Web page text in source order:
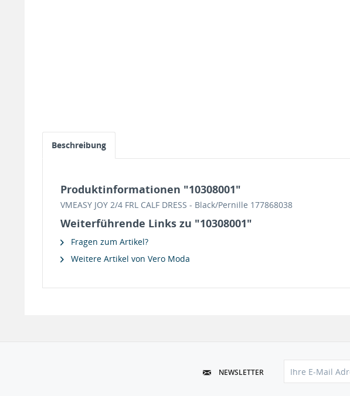
Beschreibung
Produktinformationen "10308001"
VMEASY JOY 2/4 FRL CALF DRESS - Black/Pernille 177868038
Weiterführende Links zu "10308001"
Fragen zum Artikel?
Weitere Artikel von Vero Moda
NEWSLETTER